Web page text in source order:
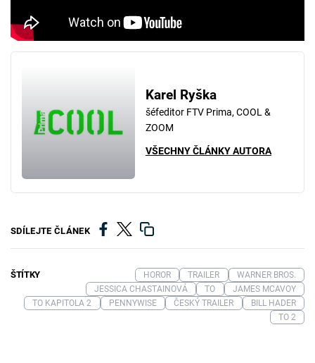
Karel Ryška
šéfeditor FTV Prima, COOL &
ZOOM
VŠECHNY ČLÁNKY AUTORA
SDÍLEJTE ČLÁNEK
ŠTÍTKY HOROR TRAILER
WARNER BROS.
JESSICA CHASTAINOVÁ
TO
JAMES MCAVOY
TO KAPITOLA 2
PENNYWISE ČESKÝ TRAILER
BILL HADER
TO 2